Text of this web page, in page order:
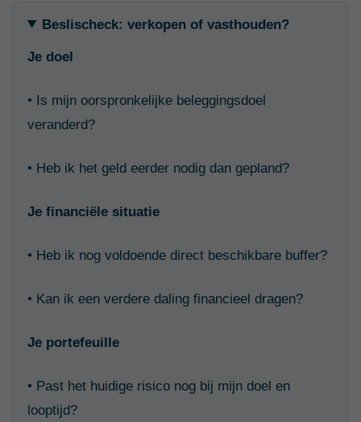
Beslischeck: verkopen of vasthouden?
Je doel
• Is mijn oorspronkelijke beleggingsdoel
veranderd?
• Heb ik het geld eerder nodig dan gepland?
Je financiële situatie
• Heb ik nog voldoende direct beschikbare buffer?
• Kan ik een verdere daling financieel dragen?
Je portefeuille
• Past het huidige risico nog bij mijn doel en
looptijd?